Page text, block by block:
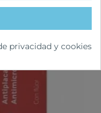
privacidad y cookies